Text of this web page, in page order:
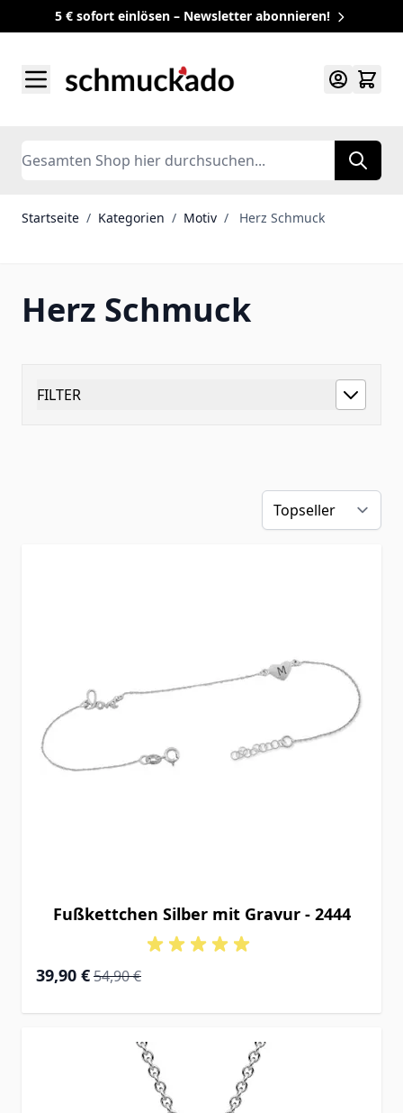
5 € sofort einlösen – Newsletter abonnieren!
Search
Startseite / Kategorien / Motiv / Herz Schmuck
Herz Schmuck
FILTER
Fußkettchen Silber mit Gravur - 2444
Special Price
39,90 € Regular Price
54,90 €